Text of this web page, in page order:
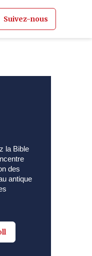
Suivez-nous
la Bible
des
antique